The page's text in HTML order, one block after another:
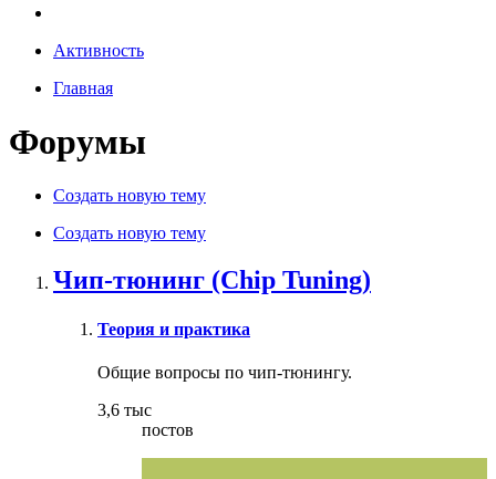
Активность
Главная
Форумы
Создать новую тему
Создать новую тему
Чип-тюнинг (Chip Tuning)
Теория и практика
Общие вопросы по чип-тюнингу.
3,6 тыс
постов